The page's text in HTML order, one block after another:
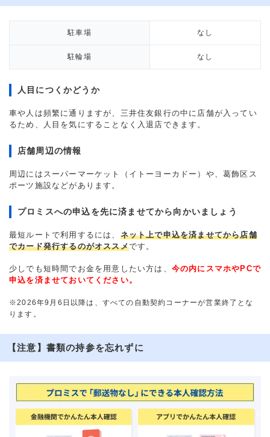
駐車場 なし
駐輪場 なし
人目につくかどうか
車や人は頻繁に通りますが、三井住友銀行の中に店舗が入ってい
るため、人目を気にすることなく入退店できます。
店舗周辺の情報
周辺にはスーパーマーケット（イトーヨーカドー）や、葛飾区ス
ポーツ施設などがあります。
プロミスへの申込を先に済ませてから向かいましょう
最短ルートで利用するには、 ネット上で申込を済ませてから店舗
でカード発行するのがオススメです。
少しでも短時間でお金を用意したい方は、 今の内にスマホやPCで
申込を済ませておいてください。
※2026年9月6日以降は、すべての自動契約コーナーが営業終了とな
ります。
【注意】書類の持参を忘れずに